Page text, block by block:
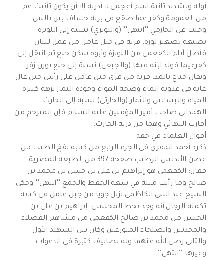
أوله وتشديد ثانية اسم أعجمي لا أدريه إلا أن يكون تأنيث عم
من العمومة وكفر عما صقع في برية خساف بين بالس
وحلب عن الحازمي ’’انتهى’’ (واللويزي) نسبة إلى اللويزة
بصيغة تصغير لوزة. قرية في جبل عامل من عمل لبنان
فأصل آباء الكفعمي من اللويزة وأبوه سكن جبع ثم انتقل إلى
كفرعيما فولد ابنه فيها (والجبعي) نسبة إلى جبع بوزن زفر
ويقال جباع بالمد. قرية من قرى جبل عامل على رأس جبل عال
غاية في عذوبة الماء وصحة الهواء وجودة الثمار نزهة كثيرة
المياه والبساتين والثمار (والحارثي) نسبة إلى الحارث
الهمداني صاحب أمير المؤمنين عليه السلام فإن المترجم من
أقارب البهائي وهما من ذرية الحارث.
أقوال العلماء في حقه
ذكره أحمد المقري في الجزء الرابع من كتابه نفخ الطيب من
غصن الأندلس الرطيب صفحة 397 من الطبعة المصرية
فقال: الكفعمي هو إبراهيم بن علي بن حسن بن محمد بن
صالح وما رأيت مثله في سعة الحفظ والجمع ’’انتهى’’ وحكى
الشيخ عبد النبي الكاظمي نزيل جويا من جبل عامل في كتابه
تكملة الرجال أنه وجد بخط المجلسي: إبراهيم بن علي بن
الحسن من محمد بن صالح الكفعمي من مشاهير الفضلاء
والمحدثين والصلحاء المتورعين وكان بين الشهيد الأول
والثاني رضي الله عنهما وله تصانيف كثيرة في الدعوات
وغيرها ’’انتهى’’.